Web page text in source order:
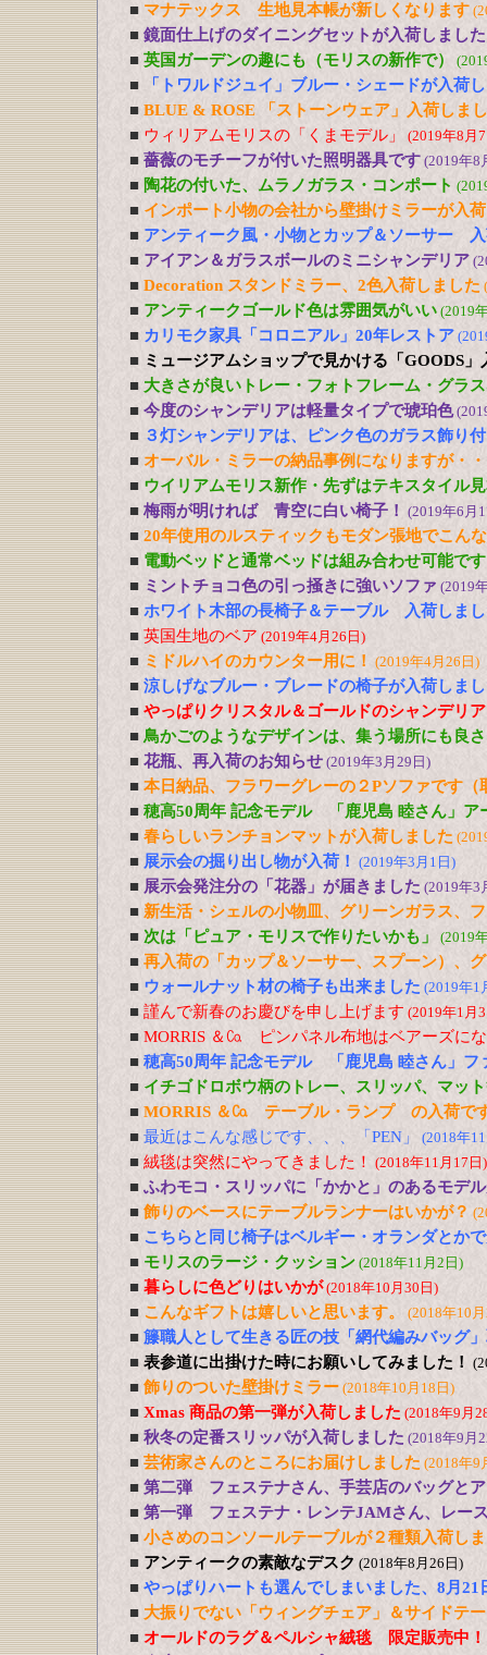
■ マナテックス 生地見本帳が新しくなります
■ 鏡面仕上げのダイニングセットが入荷しました
■ 英国ガーデンの趣にも（モリスの新作で）
■
「トワルドジュイ」ブルー・シェードが入荷
■ BLUE & ROSE 「ストーンウェア」入荷しま
■ ウィリアムモリスの「くまモデル」 (2019年8月
■ 薔薇のモチーフが付いた照明器具です (2019年8
■ 陶花の付いた、ムラノガラス・コンポート
■ インポート小物の会社から壁掛けミラーが入荷
■ アンティーク風・小物とカップ＆ソーサー
■ アイアン＆ガラスボールのミニシャンデリア
■ Decoration スタンドミラー、2色入荷しました
■ アンティークゴールド色は雰囲気がいい (2019
■ カリモク家具「コロニアル」20年レストア
■ ミュージアムショップで見かける「GOODS」
■ 大きさが良いトレー・フォトフレーム・グラ
■ 今度のシャンデリアは軽量タイプで琥珀色
■ ３灯シャンデリアは、ピンク色のガラス飾り付
■ オーバル・ミラーの納品事例になりますが・
■ ウイリアムモリス新作・先ずはテキスタイル
■ 梅雨が明ければ 青空に白い椅子！ (2019年6月
■ 20年使用のルスティックもモダン張地でこん
■ 電動ベッドと通常ベッドは組み合わせ可能です
■ ミントチョコ色の引っ掻きに強いソファ (2019
■ ホワイト木部の長椅子＆テーブル 入荷しま
■ 英国生地のベア (2019年4月26日)
■ ミドルハイのカウンター用に！ (2019年4月26日)
■ 涼しげなブルー・ブレードの椅子が入荷しま
■ やっぱりクリスタル＆ゴールドのシャンデリ
■ 鳥かごのようなデザインは、集う場所にも良
■ 花瓶、再入荷のお知らせ (2019年3月29日)
■ 本日納品、フラワーグレーの２Pソファです（
■ 穂高50周年 記念モデル 「鹿児島 睦さん」
■ 春らしいランチョンマットが入荷しました
■ 展示会の掘り出し物が入荷！ (2019年3月1日)
■ 展示会発注分の「花器」が届きました (2019年3
■ 新生活・シェルの小物皿、グリーンガラス、
■ 次は「ピュア・モリスで作りたいかも」 (2019
■ 再入荷の「カップ＆ソーサー、スプーン）、
■ ウォールナット材の椅子も出来ました (2019年1
■ 謹んで新春のお慶びを申し上げます (2019年1月
■ MORRIS ＆㏇ ピンパネル布地はベアーズに
■ 穂高50周年 記念モデル 「鹿児島 睦さん」フ
■ イチゴドロボウ柄のトレー、スリッパ、マッ
■ MORRIS ＆㏇ テーブル・ランプ の入荷で
■ 最近はこんな感じです、、、「PEN」 (2018年
■ 絨毯は突然にやってきました！ (2018年11月17日)
■ ふわモコ・スリッパに「かかと」のあるモデ
■ 飾りのベースにテーブルランナーはいかが？
■ こちらと同じ椅子はベルギー・オランダとか
■ モリスのラージ・クッション (2018年11月2日)
■ 暮らしに色どりはいかが(2018年10月30日)
■ こんなギフトは嬉しいと思います。 (2018年10
■ 籐職人として生きる匠の技「網代編みバッグ
■ 表参道に出掛けた時にお願いしてみました！
■ 飾りのついた壁掛けミラー (2018年10月18日)
■ Xmas 商品の第一弾が入荷しました (2018年9月
■ 秋冬の定番スリッパが入荷しました (2018年9月
■ 芸術家さんのところにお届けしました (2018年9
■ 第二弾 フェステナさん、手芸店のバッグと
■ 第一弾 フェステナ・レンテJAMさん、レー
■ 小さめのコンソールテーブルが２種類入荷し
■ アンティークの素敵なデスク (2018年8月26日)
■ やっぱりハートも選んでしまいました、8月21
■ 大振りでない「ウィングチェア」＆サイドテ
■ オールドのラグ＆ペルシャ絨毯 限定販売中！